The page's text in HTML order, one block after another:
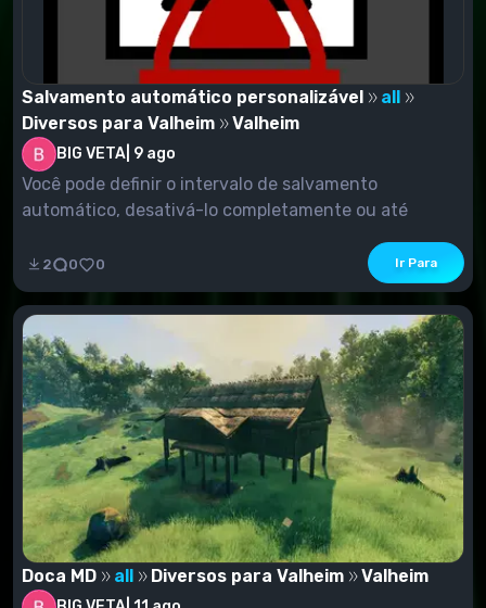
Salvamento automático personalizável
all
Diversos para Valheim
Valheim
BIG VETA 9 ago
Você pode definir o intervalo de salvamento
automático, desativá-lo completamente ou até
2 0 0 Ir Para
Doca MD all Diversos para Valheim Valheim